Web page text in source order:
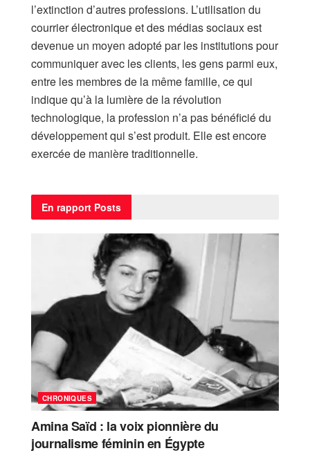
l’extinction d’autres professions. L’utilisation du
courrier électronique et des médias sociaux est
devenue un moyen adopté par les institutions pour
communiquer avec les clients, les gens parmi eux,
entre les membres de la même famille, ce qui
indique qu’à la lumière de la révolution
technologique, la profession n’a pas bénéficié du
développement qui s’est produit. Elle est encore
exercée de manière traditionnelle.
En rapport Posts
CHRONIQUES
Amina Saïd : la voix pionnière du
journalisme féminin en Égypte